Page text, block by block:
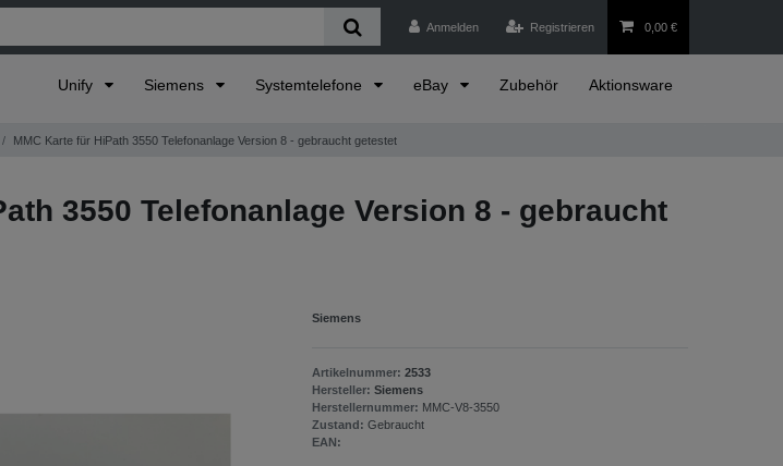
Anmelden Registrieren 0,00 €
Unify Siemens Systemtelefone eBay Zubehör Aktionsware
MMC Karte für HiPath 3550 Telefonanlage Version 8 - gebraucht getestet
3550 Telefonanlage Version 8 - gebraucht
Siemens
Artikelnummer: 2533
Hersteller: Siemens
Herstellernummer: MMC-V8-3550
Zustand: Gebraucht
EAN: